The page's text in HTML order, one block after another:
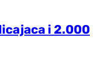
i 2.000